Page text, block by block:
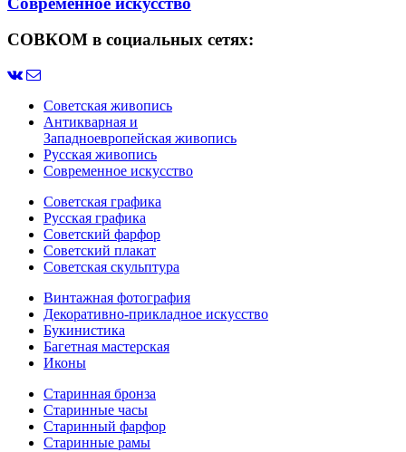
СОВКОМ в социальных сетях:
Советская живопись
Антикварная и
Западноевропейская живопись
Русская живопись
Современное искусство
Советская графика
Русская графика
Советский фарфор
Советский плакат
Советская скульптура
Винтажная фотография
Декоративно-прикладное искусство
Букинистика
Багетная мастерская
Иконы
Старинная бронза
Старинные часы
Старинный фарфор
Старинные рамы